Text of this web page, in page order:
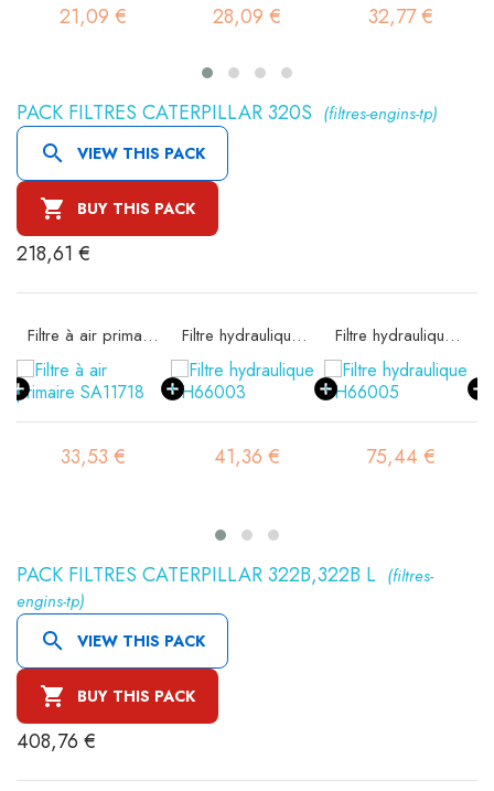
21,09 € 28,09 € 32,77 €
PACK FILTRES CATERPILLAR 320S (filtres-engins-tp)
 VIEW THIS PACK
 BUY THIS PACK
218,61 €
Filtre à air primaire SA11718
33,53 €
Filtre hydraulique SH66003
41,36 €
Filtre hydraulique SH66005
75,44 €
PACK FILTRES CATERPILLAR 322B,322B L (filtres-
engins-tp)
 VIEW THIS PACK
 BUY THIS PACK
408,76 €